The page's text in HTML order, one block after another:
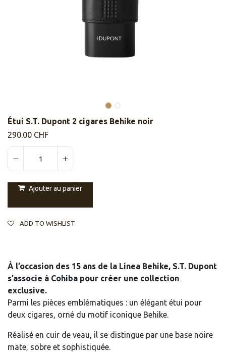
Étui S.T. Dupont 2 cigares Behike noir
290.00 CHF
Ajouter au panier
ADD TO WISHLIST
À l’occasion des 15 ans de la Línea Behike, S.T. Dupont
s’associe à Cohiba pour créer une collection
exclusive.
Parmi les pièces emblématiques : un élégant étui pour
deux cigares, orné du motif iconique Behike.
Réalisé en cuir de veau, il se distingue par une base noire
mate, sobre et sophistiquée.